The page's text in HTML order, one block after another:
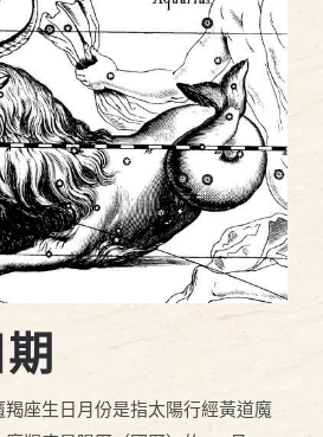
座生日月份是指太陽行經黃道魔